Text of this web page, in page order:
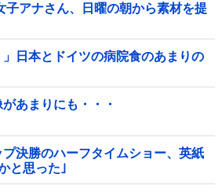
子アナさん、日曜の朝から素材を提
日本とドイツの病院食のあまりの
あまりにも・・・
プ決勝のハーフタイムショー、英紙
と思った｣